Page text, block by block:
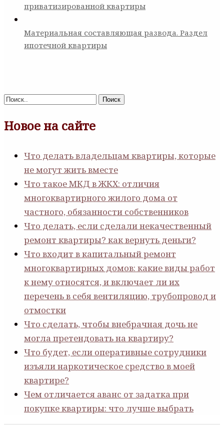
приватизированной квартиры
Материальная составляющая развода. Раздел
ипотечной квартиры
Поиск
Новое на сайте
Что делать владельцам квартиры, которые
не могут жить вместе
Что такое МКД в ЖКХ: отличия
многоквартирного жилого дома от
частного, обязанности собственников
Что делать, если сделали некачественный
ремонт квартиры? как вернуть деньги?
Что входит в капитальный ремонт
многоквартирных домов: какие виды работ
к нему относятся, и включает ли их
перечень в себя вентиляцию, трубопровод и
отмостки
Что сделать, чтобы внебрачная дочь не
могла претендовать на квартиру?
Что будет, если оперативные сотрудники
изъяли наркотическое средство в моей
квартире?
Чем отличается аванс от задатка при
покупке квартиры: что лучше выбрать